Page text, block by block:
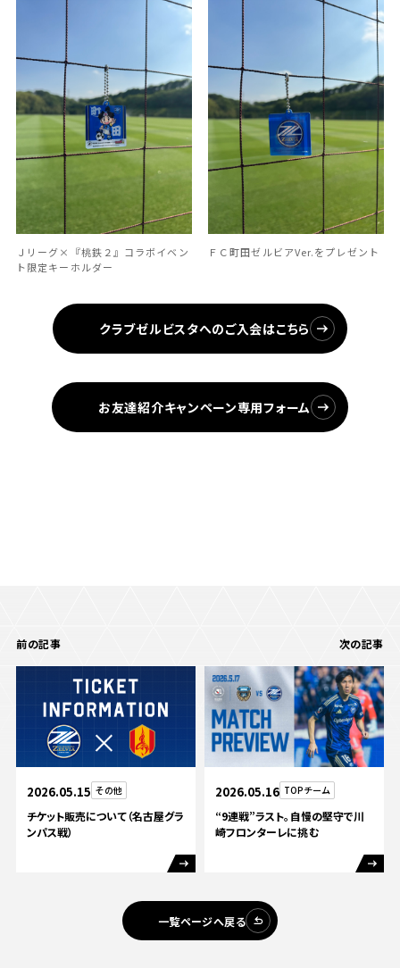
Ｊリーグ×『桃鉄２』コラボイベン
ト限定キーホルダー
ＦＣ町田ゼルビアVer.をプレゼント
クラブゼルビスタへのご入会はこちら
お友達紹介キャンペーン専用フォーム
前の記事
2026.05.15 その他
チケット販売について（名古屋グラ
ンパス戦）
次の記事
2026.05.16 TOPチーム
“9連戦”ラスト。自慢の堅守で川
崎フロンターレに挑む
一覧ページへ戻る